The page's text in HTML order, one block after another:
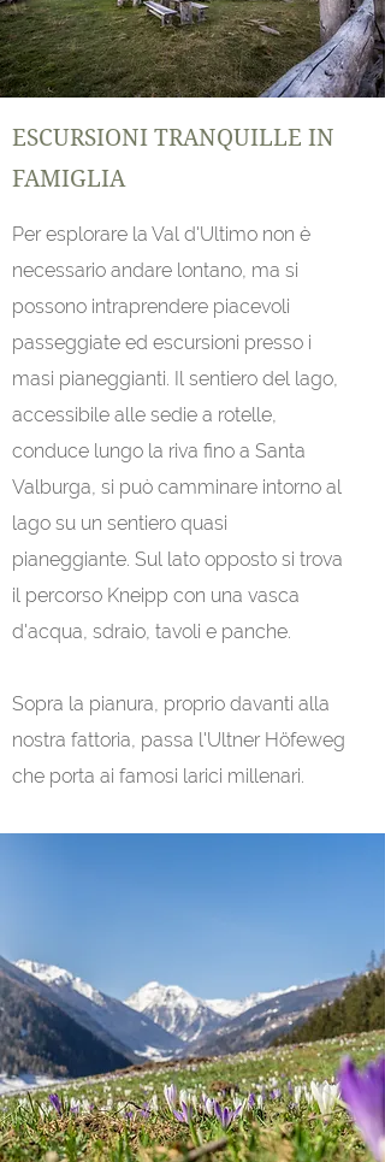
ESCURSIONI TRANQUILLE IN
FAMIGLIA
Per esplorare la Val d'Ultimo non è
necessario andare lontano, ma si
possono intraprendere piacevoli
passeggiate ed escursioni presso i
masi pianeggianti. Il sentiero del lago,
accessibile alle sedie a rotelle,
conduce lungo la riva fino a Santa
Valburga, si può camminare intorno al
lago su un sentiero quasi
pianeggiante. Sul lato opposto si trova
il percorso Kneipp con una vasca
d'acqua, sdraio, tavoli e panche.
Sopra la pianura, proprio davanti alla
nostra fattoria, passa l'Ultner Höfeweg
che porta ai famosi larici millenari.